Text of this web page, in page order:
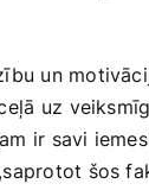
​un
uz⁤
ir savi
šos